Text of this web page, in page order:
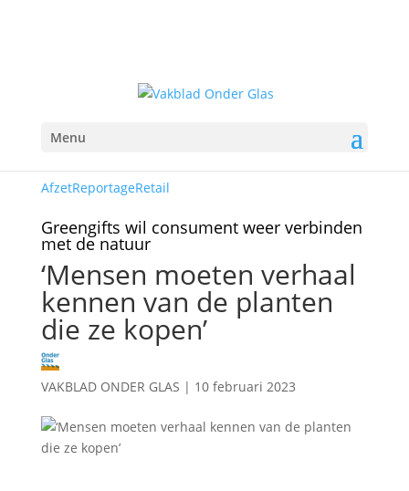
Menu
AfzetReportageRetail
Greengifts wil consument weer verbinden
met de natuur
‘Mensen moeten verhaal
kennen van de planten
die ze kopen’
VAKBLAD ONDER GLAS | 10 februari 2023